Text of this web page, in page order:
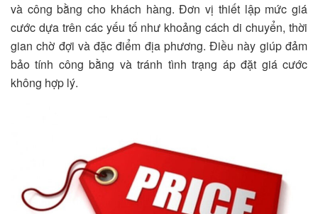
và công bằng cho khách hàng. Đơn vị thiết lập mức giá
cước dựa trên các yếu tố như khoảng cách di chuyển, thời
gian chờ đợi và đặc điểm địa phương. Điều này giúp đảm
bảo tính công bằng và tránh tình trạng áp đặt giá cước
không hợp lý.